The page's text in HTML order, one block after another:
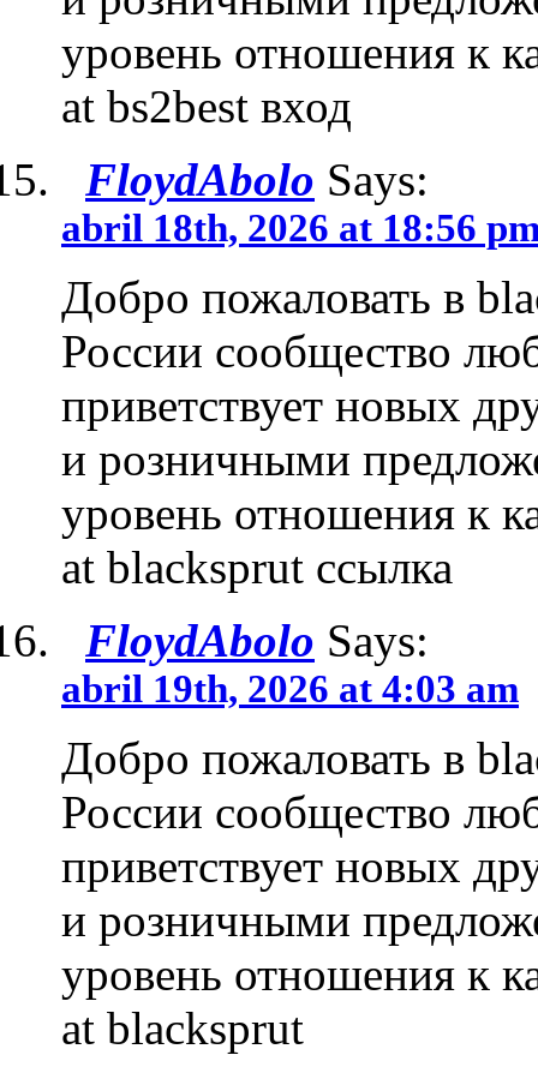
уровень отношения к
at bs2best вход
FloydAbolo Says:
abril 18th, 2026 at 18:56
Добро пожаловать в
России сообщество
приветствует новых
и розничными
уровень отношения к
at blacksprut ссылка
FloydAbolo Says:
abril 19th, 2026 at 4:03 am
Добро пожаловать в
России сообщество
приветствует новых
и розничными
уровень отношения к
at blacksprut